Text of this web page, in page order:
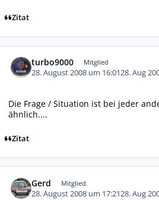
Zitat
turbo9000 Mitglied
28. August 2008 um 16:0128. Aug
Die Frage / Situation ist bei jeder
ähnlich....
Zitat
Gerd Mitglied
28. August 2008 um 17:2128. Aug